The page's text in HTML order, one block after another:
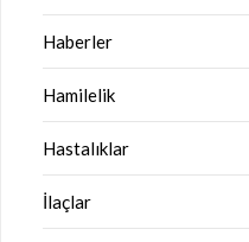
Haberler
Hamilelik
Hastalıklar
İlaçlar